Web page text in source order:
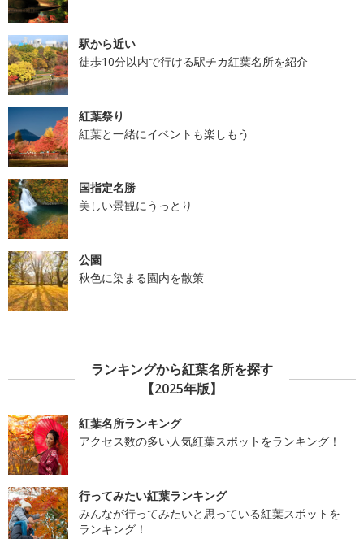
駅から近い
徒歩10分以内で行ける駅チカ紅葉名所を紹介
紅葉祭り
紅葉と一緒にイベントも楽しもう
国指定名勝
美しい景観にうっとり
公園
秋色に染まる園内を散策
ランキングから紅葉名所を探す
【2025年版】
紅葉名所ランキング
アクセス数の多い人気紅葉スポットをランキング！
行ってみたい紅葉ランキング
みんなが行ってみたいと思っている紅葉スポットを
ランキング！